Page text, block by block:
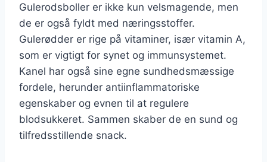
Gulerodsboller er ikke kun velsmagende, men
de er også fyldt med næringsstoffer.
Gulerødder er rige på vitaminer, især vitamin A,
som er vigtigt for synet og immunsystemet.
Kanel har også sine egne sundhedsmæssige
fordele, herunder antiinflammatoriske
egenskaber og evnen til at regulere
blodsukkeret. Sammen skaber de en sund og
tilfredsstillende snack.